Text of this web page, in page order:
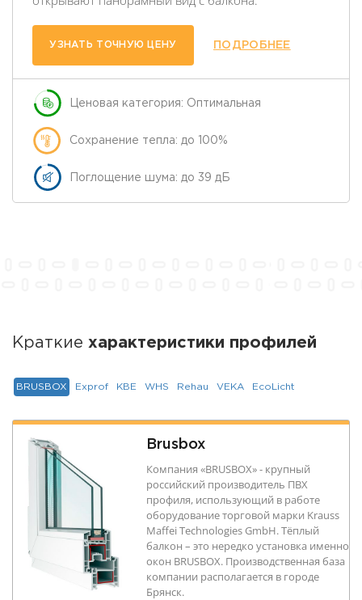
УЗНАТЬ ТОЧНУЮ ЦЕНУ ПОДРОБНЕЕ
Ценовая категория: Оптимальная
Сохранение тепла: до 100%
Поглощение шума: до 39 дБ
Краткие характеристики профилей
BRUSBOX Exprof КВЕ WHS Rehau VEKA EcoLicht
Brusbox
Компания «BRUSBOX» - крупный
российский производитель ПВХ
профиля, использующий в работе
оборудование торговой марки Krauss
Maffei Technologies GmbH. Тёплый
балкон – это нередко установка именно
окон BRUSBOX. Производственная база
компании располагается в городе
Брянск.